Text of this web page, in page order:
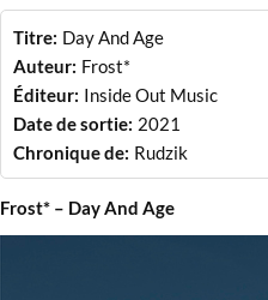
Titre: Day And Age
Auteur: Frost*
Éditeur: Inside Out Music
Date de sortie: 2021
Chronique de: Rudzik
Frost* – Day And Age